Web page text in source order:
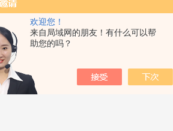
欢迎您！
来自局域网的朋友！有什么可以帮
助您的吗？